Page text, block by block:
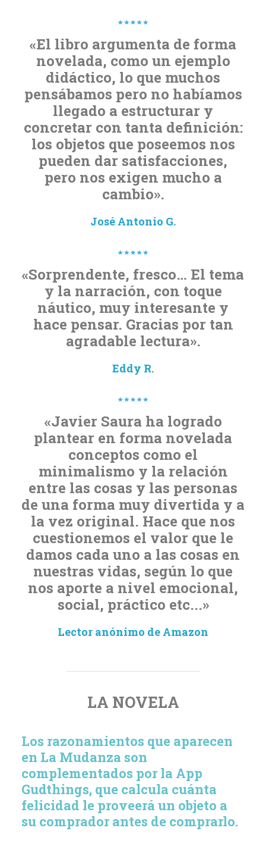
«El libro argumenta de forma
novelada, como un ejemplo
didáctico, lo que muchos
pensábamos pero no habíamos
llegado a estructurar y
concretar con tanta definición:
los objetos que poseemos nos
pueden dar satisfacciones,
pero nos exigen mucho a
cambio».
José Antonio G.
«Sorprendente, fresco… El tema
y la narración, con toque
náutico, muy interesante y
hace pensar. Gracias por tan
agradable lectura».
Eddy R.
«Javier Saura ha logrado
plantear en forma novelada
conceptos como el
minimalismo y la relación
entre las cosas y las personas
de una forma muy divertida y a
la vez original. Hace que nos
cuestionemos el valor que le
damos cada uno a las cosas en
nuestras vidas, según lo que
nos aporte a nivel emocional,
social, práctico etc...»
Lector anónimo de Amazon
LA NOVELA
Los razonamientos que aparecen
en La Mudanza son
complementados por la App
Gudthings, que calcula cuánta
felicidad le proveerá un objeto a
su comprador antes de comprarlo.